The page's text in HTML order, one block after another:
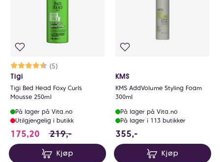
Karakter:
(5)
4.4 av 5 mulige
Tigi
Tigi Bed Head Foxy Curls
Mousse 250ml
På lager på Vita.no
Utilgjengelig i butikk
175,20 175.2 i stedet for 219 NOK, du sparer
219,-
Kjøp
KMS
KMS AddVolume Styling Foam
300ml
På lager på Vita.no
På lager i 113 butikker
355,-
Kjøp